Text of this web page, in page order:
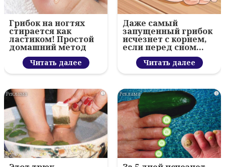
Грибок на ногтях
стирается как
ластиком! Простой
домашний метод
Читать далее
Даже самый
запущенный грибок
исчезнет с корнем,
если перед сном…
Читать далее
i i